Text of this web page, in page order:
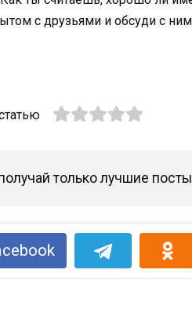
с друзьями и обсуди с
только лучшие